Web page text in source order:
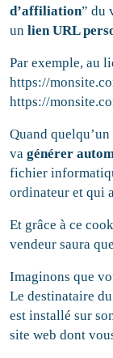
d’affiliation” du
unlien URL
Par exemple, au
https://
https://
Quand
vagénérer
fichier
ordinateur et qui
Et grâce à ce
vendeur saura
Imaginons que
Le destinataire
est installé sur
site web dont